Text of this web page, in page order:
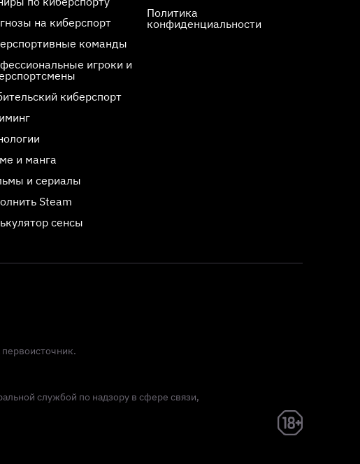
на киберспорт
команды
игроки и
киберспорт
и манга
и сериалы
Steam
сенсы
Политика
конфиденциальности
службой по надзору в сфере связи,